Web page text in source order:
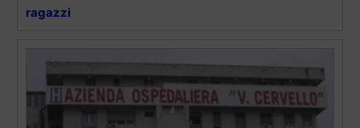
ragazzi